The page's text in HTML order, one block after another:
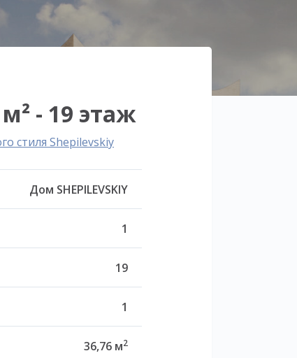
- 19 этаж
стиля Shepilevskiy
Дом SHEPILEVSKIY
1
19
1
36,76 м2